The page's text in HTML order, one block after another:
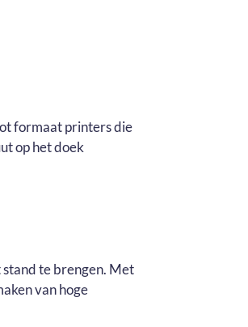
formaat printers die
op het doek
te brengen. Met
van hoge